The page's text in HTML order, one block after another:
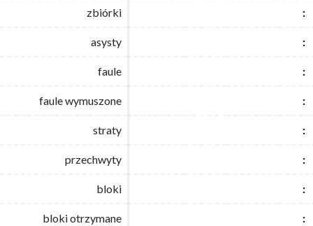
zbiórki :
asysty :
faule :
faule wymuszone :
straty :
przechwyty :
bloki :
bloki otrzymane :
zbiórki :
asysty :
faule :
faule wymuszone :
straty :
przechwyty :
bloki :
bloki otrzymane :